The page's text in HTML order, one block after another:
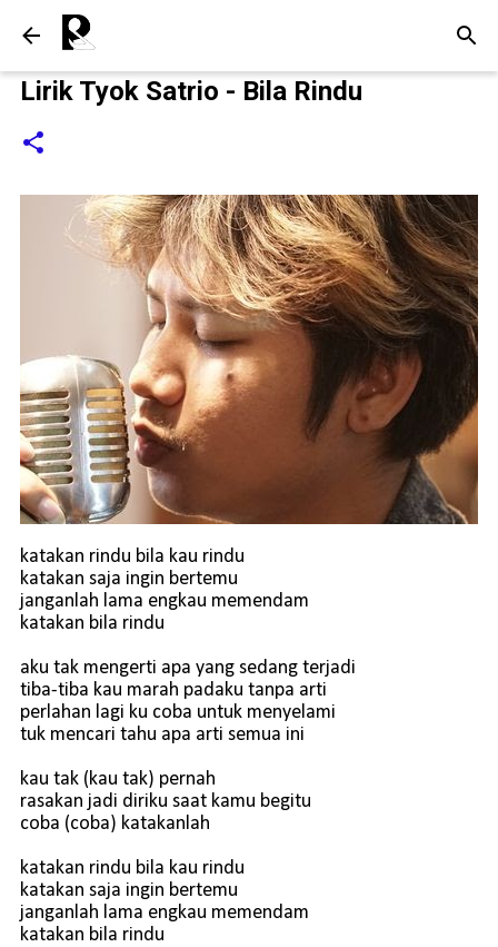
Lirik Tyok Satrio - Bila Rindu
katakan rindu bila kau rindu
katakan saja ingin bertemu
janganlah lama engkau memendam
katakan bila rindu
aku tak mengerti apa yang sedang terjadi
tiba-tiba kau marah padaku tanpa arti
perlahan lagi ku coba untuk menyelami
tuk mencari tahu apa arti semua ini
kau tak (kau tak) pernah
rasakan jadi diriku saat kamu begitu
coba (coba) katakanlah
katakan rindu bila kau rindu
katakan saja ingin bertemu
janganlah lama engkau memendam
katakan bila rindu